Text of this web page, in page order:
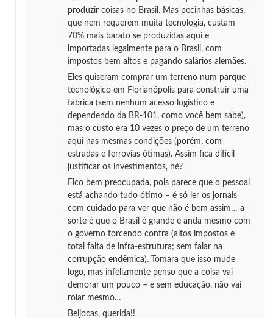
produzir coisas no Brasil. Mas pecinhas básicas,
que nem requerem muita tecnologia, custam
70% mais barato se produzidas aqui e
importadas legalmente para o Brasil, com
impostos bem altos e pagando salários alemães.
Eles quiseram comprar um terreno num parque
tecnológico em Florianópolis para construir uma
fábrica (sem nenhum acesso logístico e
dependendo da BR-101, como você bem sabe),
mas o custo era 10 vezes o preço de um terreno
aqui nas mesmas condições (porém, com
estradas e ferrovias ótimas). Assim fica difícil
justificar os investimentos, né?
Fico bem preocupada, pois parece que o pessoal
está achando tudo ótimo – é só ler os jornais
com cuidado para ver que não é bem assim… a
sorte é que o Brasil é grande e anda mesmo com
o governo torcendo contra (altos impostos e
total falta de infra-estrutura; sem falar na
corrupção endêmica). Tomara que isso mude
logo, mas infelizmente penso que a coisa vai
demorar um pouco – e sem educação, não vai
rolar mesmo…
Beijocas, querida!!